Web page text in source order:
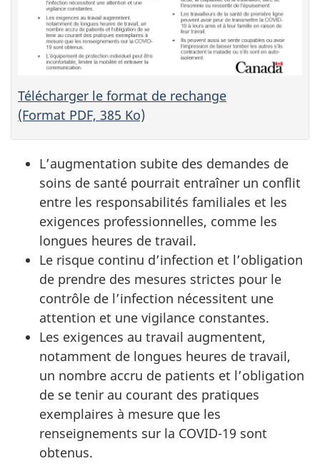
Télécharger le format de rechange
(Format PDF, 385 Ko)
L’augmentation subite des demandes de
soins de santé pourrait entraîner un conflit
entre les responsabilités familiales et les
exigences professionnelles, comme les
longues heures de travail.
Le risque continu d’infection et l’obligation
de prendre des mesures strictes pour le
contrôle de l’infection nécessitent une
attention et une vigilance constantes.
Les exigences au travail augmentent,
notamment de longues heures de travail,
un nombre accru de patients et l’obligation
de se tenir au courant des pratiques
exemplaires à mesure que les
renseignements sur la COVID-19 sont
obtenus.